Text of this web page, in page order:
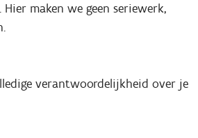
maken we geen seriewerk,
verantwoordelijkheid over je